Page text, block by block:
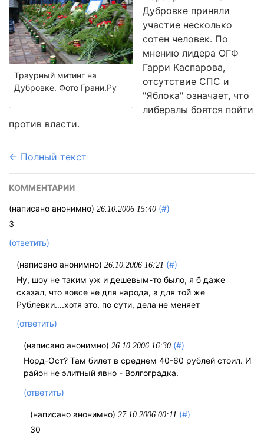
Траурный митинг на
Дубровке. Фото Грани.Ру
Дубровке приняли
участие несколько
сотен человек. По
мнению лидера ОГФ
Гарри Каспарова,
отсутствие СПС и
"Яблока" означает, что
либералы боятся пойти
против власти.
← Полный текст
КОММЕНТАРИИ
(написано анонимно) 26.10.2006 15:40 (#)
З
(ответить)
(написано анонимно) 26.10.2006 16:21 (#)
Ну, шоу не таким уж и дешевым-то было, я б даже
сказал, что вовсе не для народа, а для той же
Рублевки....хотя это, по сути, дела не меняет
(ответить)
(написано анонимно) 26.10.2006 16:30 (#)
Норд-Ост? Там билет в среднем 40-60 рублей стоил. И
район не элитный явно - Волгоградка.
(ответить)
(написано анонимно)27.10.2006 00:11 (#)
30